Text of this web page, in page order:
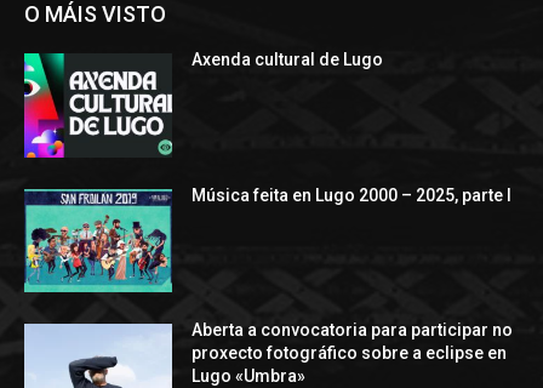
O MÁIS VISTO
Axenda cultural de Lugo
Música feita en Lugo 2000 – 2025, parte I
Aberta a convocatoria para participar no
proxecto fotográfico sobre a eclipse en
Lugo «Umbra»